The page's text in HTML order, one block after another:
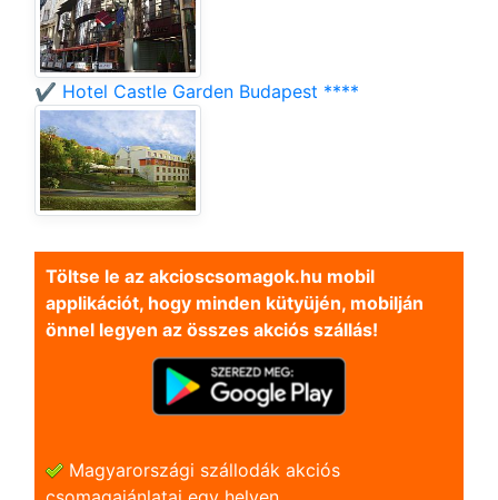
✔️ Hotel Castle Garden Budapest ****
Töltse le az akcioscsomagok.hu mobil
applikációt, hogy minden kütyüjén, mobilján
önnel legyen az összes akciós szállás!
Magyarországi szállodák akciós